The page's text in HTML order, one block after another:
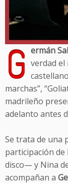
G ermán
verdad
marchas”,
madrileño
adelanto antes
Se trata de una
participación
disco— y Nina
acompañan a